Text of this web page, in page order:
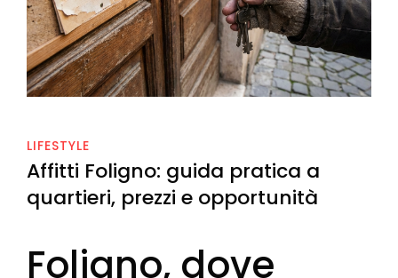
LIFESTYLE
Affitti Foligno: guida pratica a
quartieri, prezzi e opportunità
Foligno, dove